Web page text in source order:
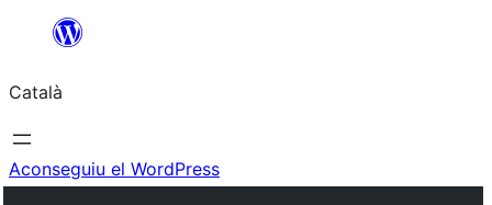
contingut
Català
Aconseguiu el WordPress